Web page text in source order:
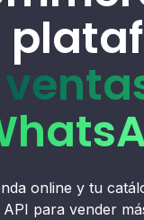
online y tu
API para vender